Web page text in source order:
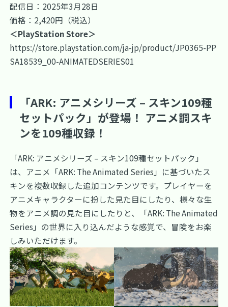
配信日：2025年3月28日
価格：2,420円（税込）
＜PlayStation Store＞
https://store.playstation.com/ja-jp/product/JP0365-PP
SA18539_00-ANIMATEDSERIES01
「ARK: アニメシリーズ – スキン109種
セットパック」が登場！ アニメ調スキ
ンを109種収録！
「ARK: アニメシリーズ – スキン109種セットパック」
は、アニメ「ARK: The Animated Series」に基づいたス
キンを複数収録した追加コンテンツです。プレイヤーを
アニメキャラクターに扮した見た目にしたり、様々な生
物をアニメ調の見た目にしたりと、「ARK: The Animated
Series」の世界に入り込んだような感覚で、冒険をお楽
しみいただけます。